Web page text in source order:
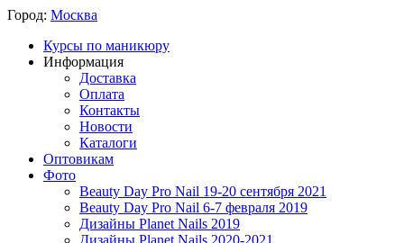
Город: Москва
Курсы по маникюру
Информация
Доставка
Оплата
Контакты
Новости
Каталоги
Оптовикам
Фото
Beauty Day Pro Nail 19-20 сентября 2021
Beauty Day Pro Nail 6-7 февраля 2019
Дизайны Planet Nails 2019
Дизайны Planet Nails 2020-2021